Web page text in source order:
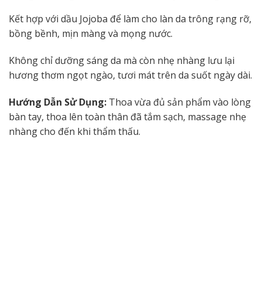
Kết hợp với dầu Jojoba để làm cho làn da trông rạng rỡ,
bồng bềnh, mịn màng và mọng nước.
Không chỉ dưỡng sáng da mà còn nhẹ nhàng lưu lại
hương thơm ngọt ngào, tươi mát trên da suốt ngày dài.
Hướng Dẫn Sử Dụng: Thoa vừa đủ sản phẩm vào lòng
bàn tay, thoa lên toàn thân đã tắm sạch, massage nhẹ
nhàng cho đến khi thẩm thấu.